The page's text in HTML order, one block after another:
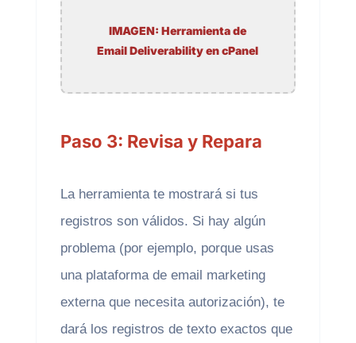
IMAGEN: Herramienta de
Email Deliverability en cPanel
Paso 3: Revisa y Repara
La herramienta te mostrará si tus
registros son válidos. Si hay algún
problema (por ejemplo, porque usas
una plataforma de email marketing
externa que necesita autorización), te
dará los registros de texto exactos que